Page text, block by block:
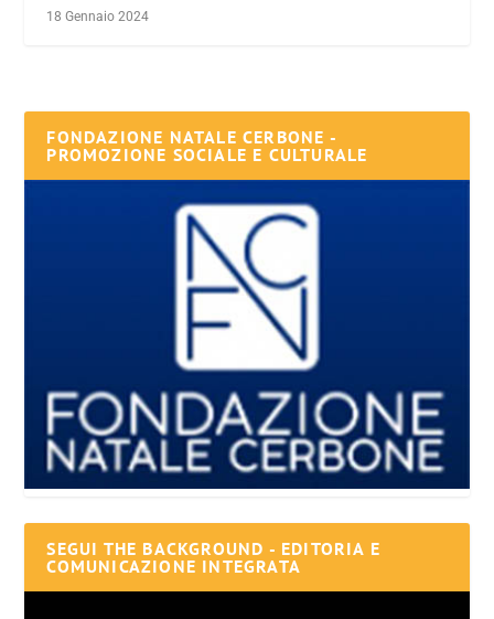
18 Gennaio 2024
FONDAZIONE NATALE CERBONE -
PROMOZIONE SOCIALE E CULTURALE
SEGUI THE BACKGROUND - EDITORIA E
COMUNICAZIONE INTEGRATA